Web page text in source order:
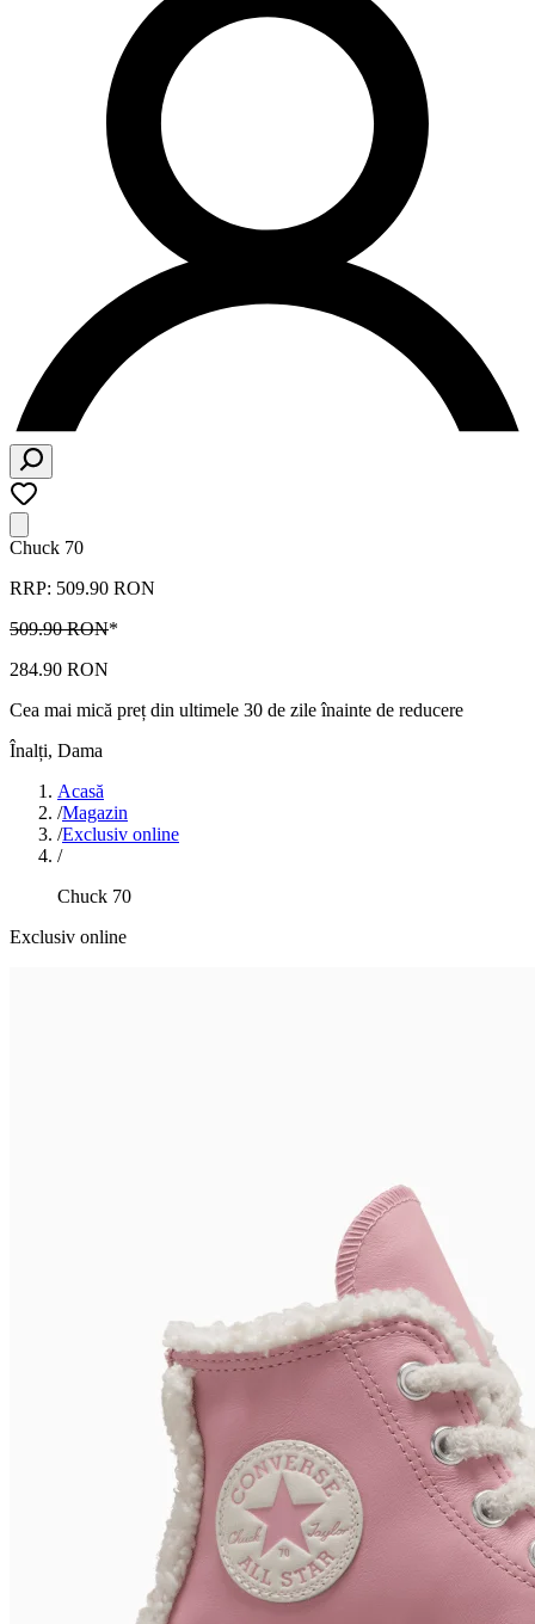
Chuck 70
RRP: 509.90 RON
509.90 RON*
284.90 RON
Cea mai mică preț din ultimele 30 de zile înainte de reducere
Înalți, Dama
Acasă
/Magazin
/Exclusiv online
/
Chuck 70
Exclusiv online